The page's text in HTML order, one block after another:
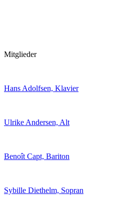
Mitglieder
Hans Adolfsen, Klavier
Ulrike Andersen, Alt
Benoît Capt, Bariton
Sybille Diethelm, Sopran